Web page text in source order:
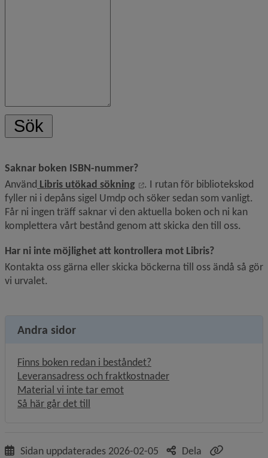
Saknar boken ISBN-nummer?
Använd Libris utökad sökning Länk till annan webbplats,
. I rutan för bibliotekskod
fyller ni i depåns sigel Umdp och söker sedan som vanligt.
Får ni ingen träff saknar vi den aktuella boken och ni kan
komplettera vårt bestånd genom att skicka den till oss.
Har ni inte möjlighet att kontrollera mot Libris?
Kontakta oss gärna eller skicka böckerna till oss ändå så gör
vi urvalet.
Andra sidor
Finns boken redan i beståndet?
Leveransadress och fraktkostnader
Material vi inte tar emot
Så här går det till
Sidan uppdaterades 2026-02-05
Dela